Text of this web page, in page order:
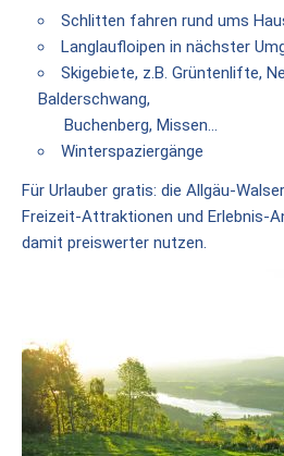
Geschichten
Memhölz
Geschichten
2024
Nachlese
Josef
Kentenich
Schönstatt
Schlitten fahren rund ums
Langlaufloipen in nächster
Skigebiete, z.B. Grüntenlifte,
Balderschwang,
Buchenberg, Missen…
Winterspaziergänge
Für Urlauber gratis: die Allgäu-
Freizeit-Attraktionen und Erlebnis-
damit preiswerter nutzen.